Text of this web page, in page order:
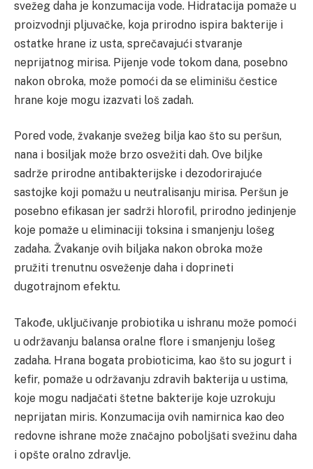
svežeg daha je konzumacija vode. Hidratacija pomaže u
proizvodnji pljuvačke, koja prirodno ispira bakterije i
ostatke hrane iz usta, sprečavajući stvaranje
neprijatnog mirisa. Pijenje vode tokom dana, posebno
nakon obroka, može pomoći da se eliminišu čestice
hrane koje mogu izazvati loš zadah.
Pored vode, žvakanje svežeg bilja kao što su peršun,
nana i bosiljak može brzo osvežiti dah. Ove biljke
sadrže prirodne antibakterijske i dezodorirajuće
sastojke koji pomažu u neutralisanju mirisa. Peršun je
posebno efikasan jer sadrži hlorofil, prirodno jedinjenje
koje pomaže u eliminaciji toksina i smanjenju lošeg
zadaha. Žvakanje ovih biljaka nakon obroka može
pružiti trenutnu osveženje daha i doprineti
dugotrajnom efektu.
Takođe, uključivanje probiotika u ishranu može pomoći
u održavanju balansa oralne flore i smanjenju lošeg
zadaha. Hrana bogata probioticima, kao što su jogurt i
kefir, pomaže u održavanju zdravih bakterija u ustima,
koje mogu nadjačati štetne bakterije koje uzrokuju
neprijatan miris. Konzumacija ovih namirnica kao deo
redovne ishrane može značajno poboljšati svežinu daha
i opšte oralno zdravlje.